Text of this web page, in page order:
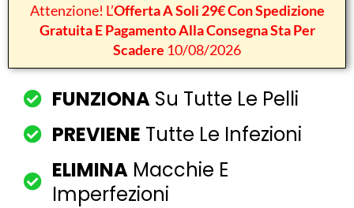
Attenzione! L’Offerta A Soli 29€ Con Spedizione
Gratuita E Pagamento Alla Consegna Sta Per
Scadere 10/08/2026
FUNZIONASu Tutte Le Pelli
PREVIENE Tutte Le Infezioni
ELIMINAMacchie E
Imperfezioni